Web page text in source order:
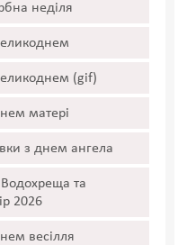
неділя
(gif)
матері
з днем ангела
та
2026
весілля